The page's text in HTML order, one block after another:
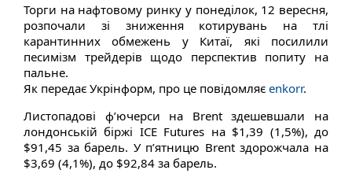
Торги на нафтовому ринку у понеділок, 12 вересня,
розпочали зі зниження котирувань на тлі
карантинних обмежень у Китаї, які посилили
песимізм трейдерів щодо перспектив попиту на
пальне.
Як передає Укрінформ, про це повідомляє enkorr.
Листопадові ф’ючерси на Brent здешевшали на
лондонській біржі ICE Futures на $1,39 (1,5%), до
$91,45 за барель. У п’ятницю Brent здорожчала на
$3,69 (4,1%), до $92,84 за барель.